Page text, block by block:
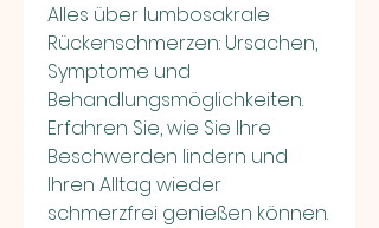
Alles über lumbosakrale
Rückenschmerzen: Ursachen,
Symptome und
Behandlungsmöglichkeiten.
Erfahren Sie, wie Sie Ihre
Beschwerden lindern und
Ihren Alltag wieder
schmerzfrei genießen können.